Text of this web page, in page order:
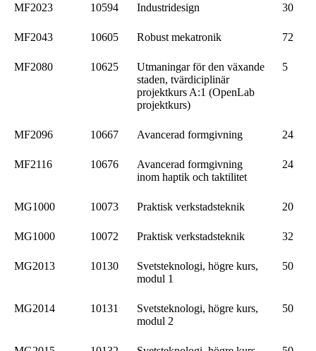
MF2023 10594 Industridesign 30
MF2043 10605 Robust mekatronik 72
MF2080 10625
Utmaningar för den växande
staden, tvärdiciplinär
projektkurs A:1 (OpenLab
projektkurs)
5
MF2096 10667 Avancerad formgivning 24
MF2116 10676
Avancerad formgivning
inom haptik och taktilitet
24
MG1000 10073 Praktisk verkstadsteknik 20
MG1000 10072 Praktisk verkstadsteknik 32
MG2013 10130
Svetsteknologi, högre kurs,
modul 1
50
MG2014 10131
Svetsteknologi, högre kurs,
modul 2
50